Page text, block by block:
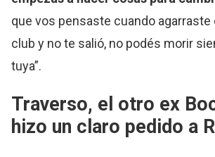
que vos pensaste cuando agarraste
club y no te salió, no podés morir
tuya”.
Traverso, el otro ex
hizo un claro pedido a